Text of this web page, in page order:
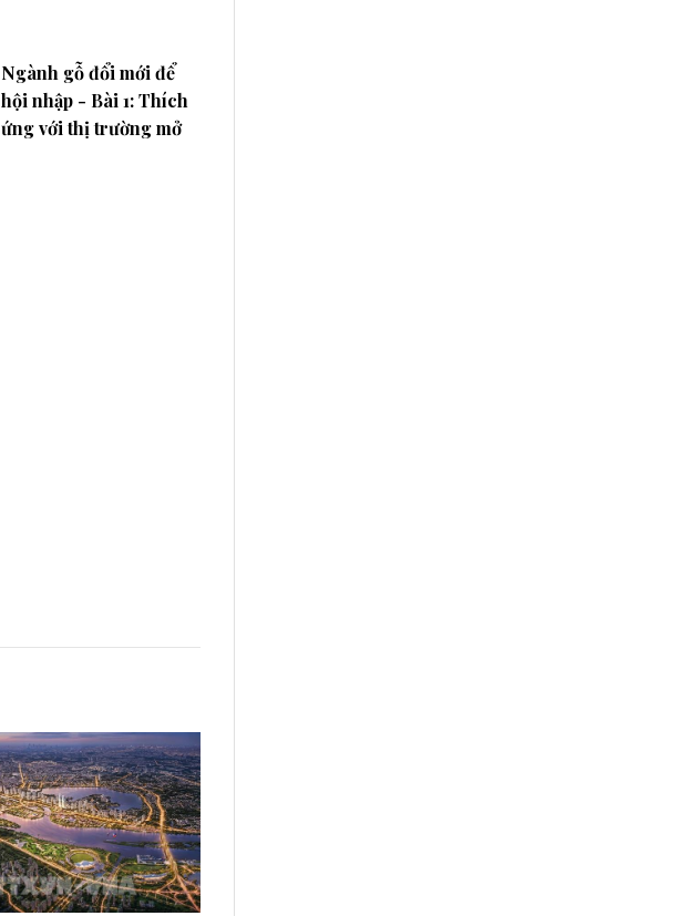
Ngành gỗ đổi mới để
hội nhập - Bài 1: Thích
ứng với thị trường mở